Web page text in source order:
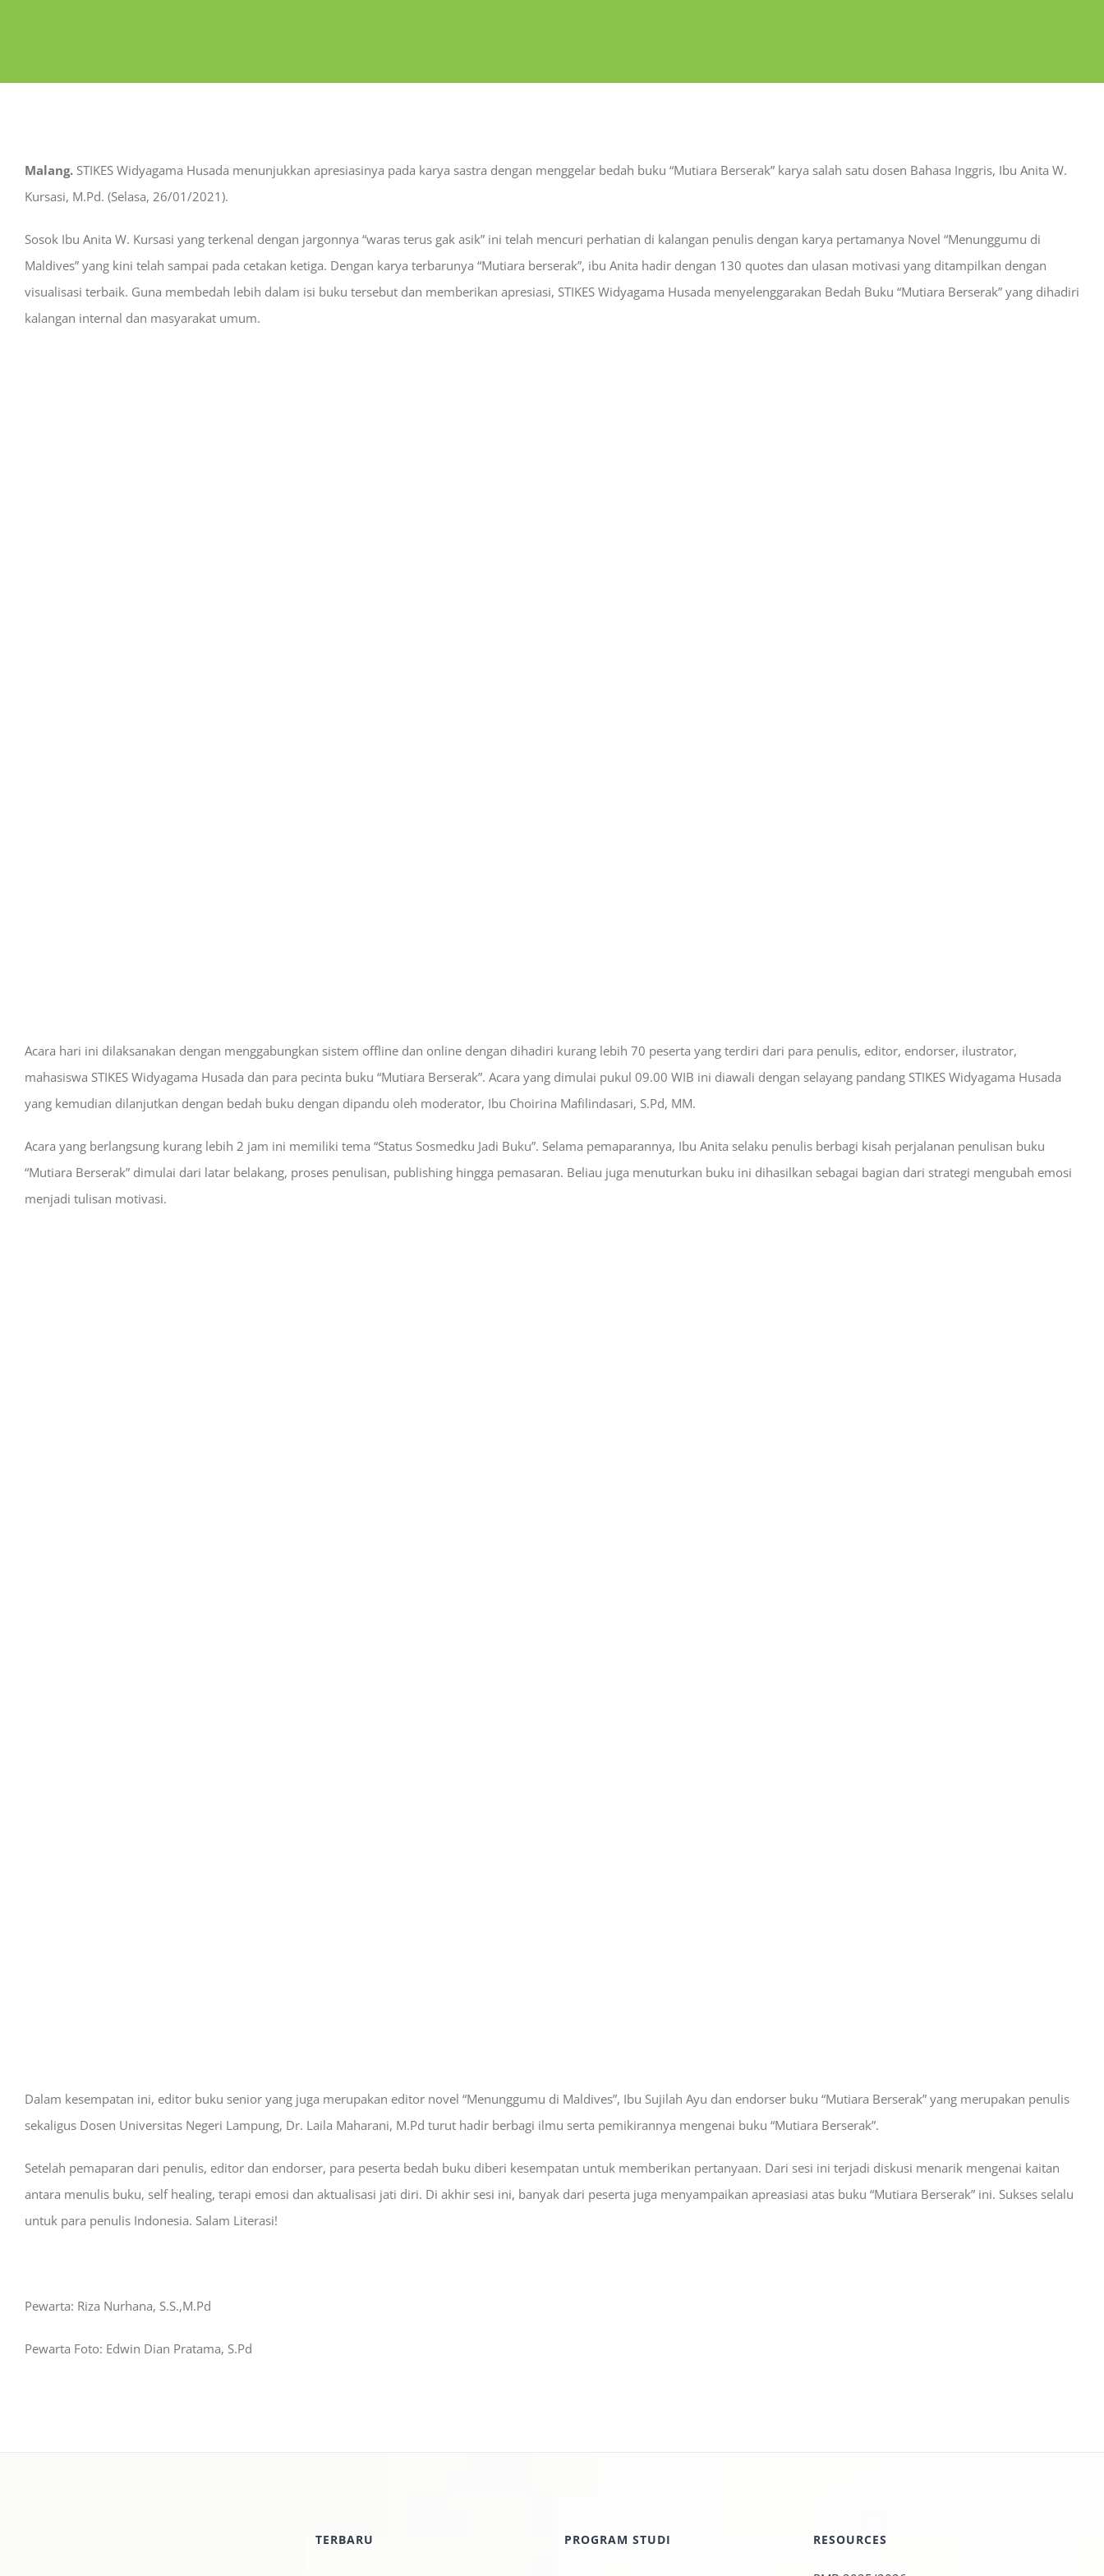
Malang. STIKES Widyagama Husada menunjukkan apresiasinya pada karya sastra dengan menggelar bedah buku “Mutiara Berserak” karya salah satu dosen Bahasa Inggris, Ibu Anita W.
Kursasi, M.Pd. (Selasa, 26/01/2021).
Sosok Ibu Anita W. Kursasi yang terkenal dengan jargonnya “waras terus gak asik” ini telah mencuri perhatian di kalangan penulis dengan karya pertamanya Novel “Menunggumu di
Maldives” yang kini telah sampai pada cetakan ketiga. Dengan karya terbarunya “Mutiara berserak”, ibu Anita hadir dengan 130 quotes dan ulasan motivasi yang ditampilkan dengan
visualisasi terbaik. Guna membedah lebih dalam isi buku tersebut dan memberikan apresiasi, STIKES Widyagama Husada menyelenggarakan Bedah Buku “Mutiara Berserak” yang dihadiri
kalangan internal dan masyarakat umum.
Acara hari ini dilaksanakan dengan menggabungkan sistem offline dan online dengan dihadiri kurang lebih 70 peserta yang terdiri dari para penulis, editor, endorser, ilustrator,
mahasiswa STIKES Widyagama Husada dan para pecinta buku “Mutiara Berserak”. Acara yang dimulai pukul 09.00 WIB ini diawali dengan selayang pandang STIKES Widyagama Husada
yang kemudian dilanjutkan dengan bedah buku dengan dipandu oleh moderator, Ibu Choirina Mafilindasari, S.Pd, MM.
Acara yang berlangsung kurang lebih 2 jam ini memiliki tema “Status Sosmedku Jadi Buku”. Selama pemaparannya, Ibu Anita selaku penulis berbagi kisah perjalanan penulisan buku
“Mutiara Berserak” dimulai dari latar belakang, proses penulisan, publishing hingga pemasaran. Beliau juga menuturkan buku ini dihasilkan sebagai bagian dari strategi mengubah emosi
menjadi tulisan motivasi.
Dalam kesempatan ini, editor buku senior yang juga merupakan editor novel “Menunggumu di Maldives”, Ibu Sujilah Ayu dan endorser buku “Mutiara Berserak” yang merupakan penulis
sekaligus Dosen Universitas Negeri Lampung, Dr. Laila Maharani, M.Pd turut hadir berbagi ilmu serta pemikirannya mengenai buku “Mutiara Berserak”.
Setelah pemaparan dari penulis, editor dan endorser, para peserta bedah buku diberi kesempatan untuk memberikan pertanyaan. Dari sesi ini terjadi diskusi menarik mengenai kaitan
antara menulis buku, self healing, terapi emosi dan aktualisasi jati diri. Di akhir sesi ini, banyak dari peserta juga menyampaikan apreasiasi atas buku “Mutiara Berserak” ini. Sukses selalu
untuk para penulis Indonesia. Salam Literasi!
Pewarta: Riza Nurhana, S.S.,M.Pd
Pewarta Foto: Edwin Dian Pratama, S.Pd
TERBARU PROGRAM STUDI RESOURCES